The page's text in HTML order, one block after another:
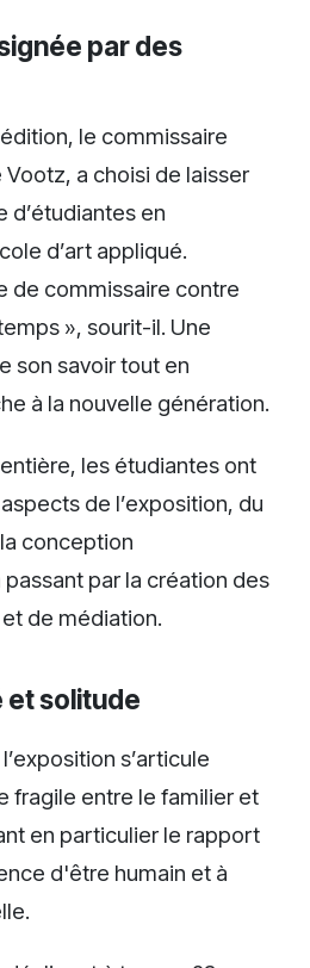
par des
le commissaire
a choisi de laisser
d’étudiantes en
d’art appliqué.
de commissaire contre
», sourit-il. Une
son savoir tout en
à la nouvelle génération.
les étudiantes ont
de l’exposition, du
conception
par la création des
de médiation.
et solitude
s’articule
fragile entre le familier et
en particulier le rapport
d'être humain et à